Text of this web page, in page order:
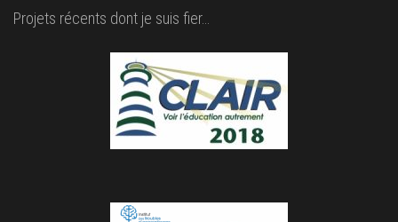
Projets récents dont je suis fier…